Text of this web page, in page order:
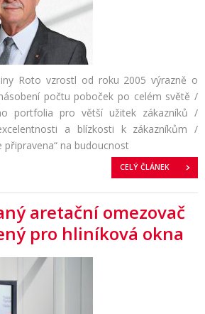
Roto vzrostl od roku 2005 výrazně o
počtu poboček po celém světě /
portfolia pro větší užitek zákazníků /
a blízkosti k zákazníkům /
připravena“ na budoucnost
CELÝ ČLÁNEK
aretační omezovač
pro hliníková okna